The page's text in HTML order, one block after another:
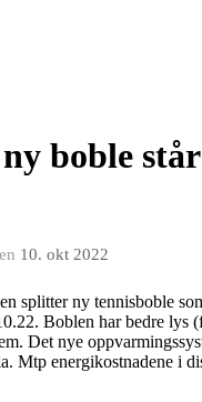
boble
10. okt 2022
splitter ny tennisboble
Boblen har bedre lys
Det nye
Mtp energikostnadene i